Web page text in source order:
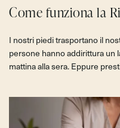
Come funziona la
I nostri piedi trasportano il
persone hanno addirittura un
mattina alla sera. Eppure